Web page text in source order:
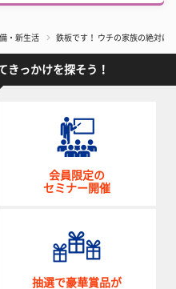
・新生活 鉄板です！ ウチの家族の絶対
きっかけを探そう！
会員限定の
セミナー開催
抽選で豪華賞品が